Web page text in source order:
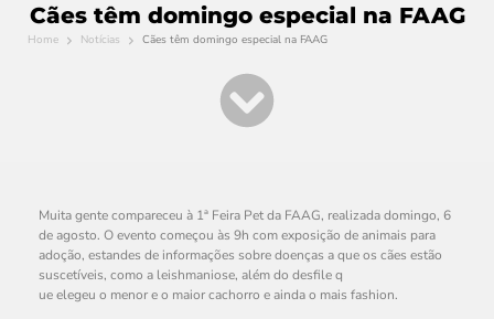
Cães têm domingo especial na FAAG
Home Notícias Cães têm domingo especial na FAAG
Muita gente compareceu à 1ª Feira Pet da FAAG, realizada domingo, 6
de agosto. O evento começou às 9h com exposição de animais para
adoção, estandes de informações sobre doenças a que os cães estão
suscetíveis, como a leishmaniose, além do desfile q
ue elegeu o menor e o maior cachorro e ainda o mais fashion.